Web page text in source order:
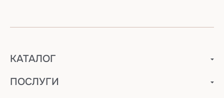
КАТАЛОГ
ПОСЛУГИ